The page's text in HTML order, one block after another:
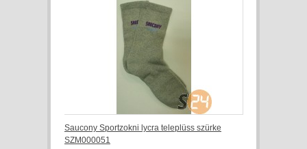
Saucony Sportzokni lycra teleplüss szürke
SZM000051